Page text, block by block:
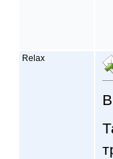
Relax